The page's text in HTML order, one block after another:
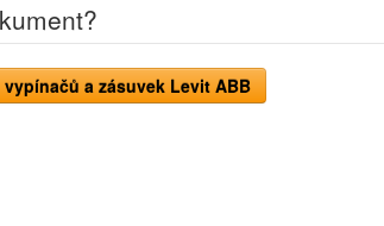
a zásuvek Levit ABB